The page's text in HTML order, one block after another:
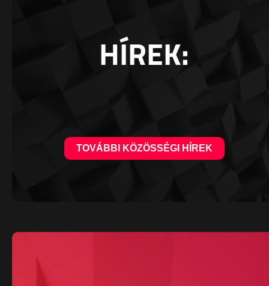
HÍREK:
TOVÁBBI KÖZÖSSÉGI HÍREK